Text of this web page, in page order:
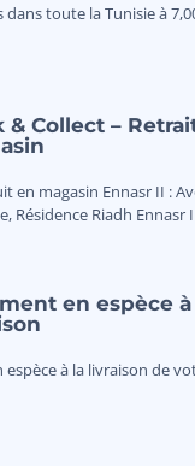
toute la Tunisie à
& Collect –
en magasin Ennasr II :
Résidence Riadh Ennasr
en espèce à
espèce à la livraison de